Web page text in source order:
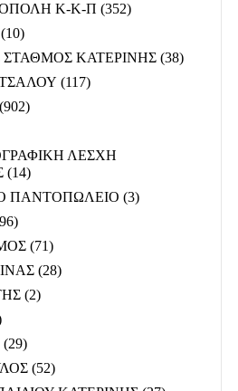
Κ-Κ-Π (352)
(10)
ΚΑΤΕΡΙΝΗΣ (38)
(117)
(902)
ΛΕΣΧΗ
(14)
ΠΑΝΤΟΠΩΛΕΙΟ (3)
(71)
(28)
(2)
(29)
(52)